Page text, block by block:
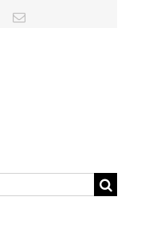
PinterestCorreo